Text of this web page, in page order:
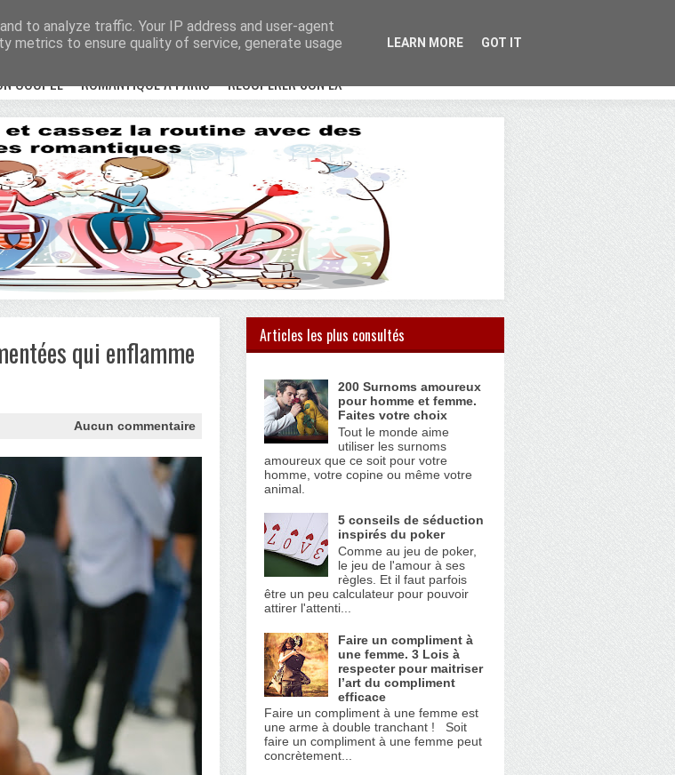
COUPLE ROMANTIQUE À PARIS RÉCUPÉRER SON EX
qui enflamme
Aucun commentaire
Articles les plus consultés
200 Surnoms amoureux
pour homme et femme.
Faites votre choix
Tout le monde aime
utiliser les surnoms
amoureux que ce soit pour votre
homme, votre copine ou même votre
animal.
5 conseils de séduction
inspirés du poker
Comme au jeu de poker,
le jeu de l'amour à ses
règles. Et il faut parfois
être un peu calculateur pour pouvoir
attirer l'attenti...
Faire un compliment à
une femme. 3 Lois à
respecter pour maitriser
l’art du compliment
efficace
Faire un compliment à une femme est
une arme à double tranchant ! Soit
faire un compliment à une femme peut
concrètement...
to analyze traffic. Your IP address and user-agent
metrics to ensure quality of service, generate usage
LEARN MORE GOT IT